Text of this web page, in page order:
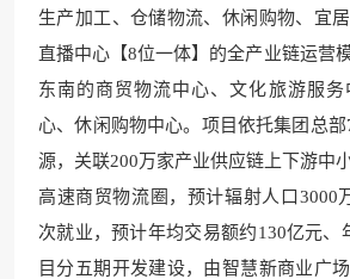
生产加工、仓储物流、休闲购物、宜
直播中心【8位一体】的全产业链运营
东南的商贸物流中心、文化旅游服
心、休闲购物中心。项目依托集团总
源，关联200万家产业供应链上下游中
高速商贸物流圈，预计辐射人口3000
次就业，预计年均交易额约130亿元、
目分五期开发建设，由智慧新商业广